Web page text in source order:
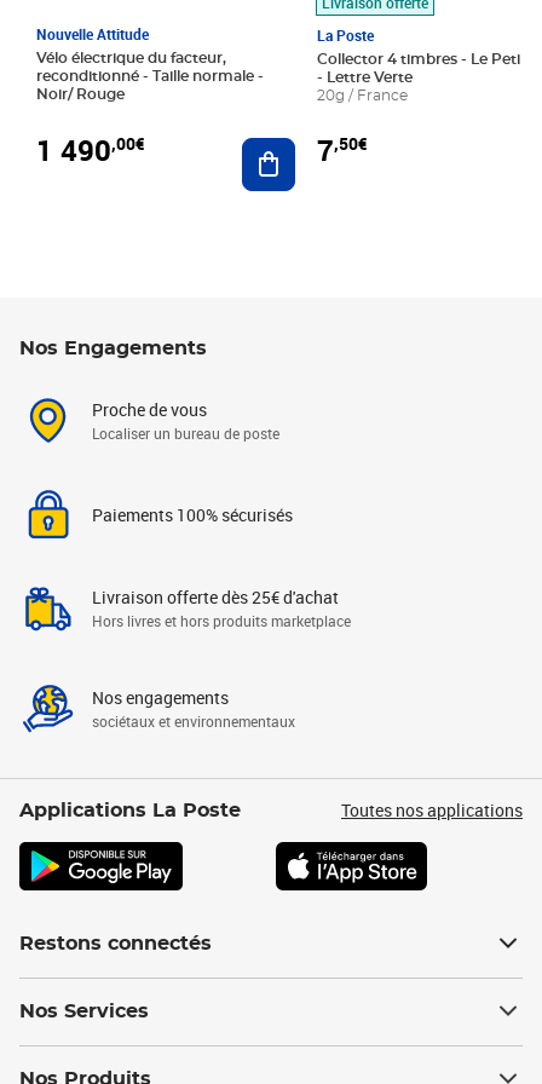
Nouvelle Attitude
Vélo électrique du facteur,
reconditionné - Taille normale -
Noir/ Rouge
1 490,00€ Ajouter au panier
La Poste
Collector 4 timbres - Le Petit
- Lettre Verte
20g / France
7,50€
Nos Engagements
Proche de vous
Localiser un bureau de poste
Paiements 100% sécurisés
Livraison offerte dès 25€ d'achat
Hors livres et hors produits marketplace
Nos engagements
sociétaux et environnementaux
Applications La Poste Toutes nos applications
Restons connectés
Nos Services
Nos Produits